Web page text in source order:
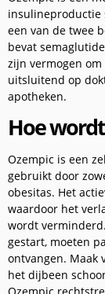
insulineproductie
een van de twee
bevat
zijn vermogen
uitsluitend op
apotheken.
Hoe
Ozempic is een
gebruikt door
obesitas. Het
waardoor het
wordt
gestart, moeten
ontvangen. Maak
het dijbeen